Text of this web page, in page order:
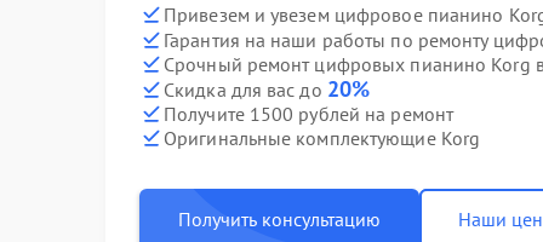
Привезем и увезем цифровое пианино
Гарантия на наши работы по ремонту
Срочный ремонт цифровых пианино Korg в
Скидка для вас до 20%
Получите 1500 рублей на ремонт
Оригинальные комплектующие Korg
Получить консультацию Наши